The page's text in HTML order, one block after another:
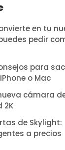
en tu
pedir
para
o Mac
cámara
2K
de Skylight:
a precios